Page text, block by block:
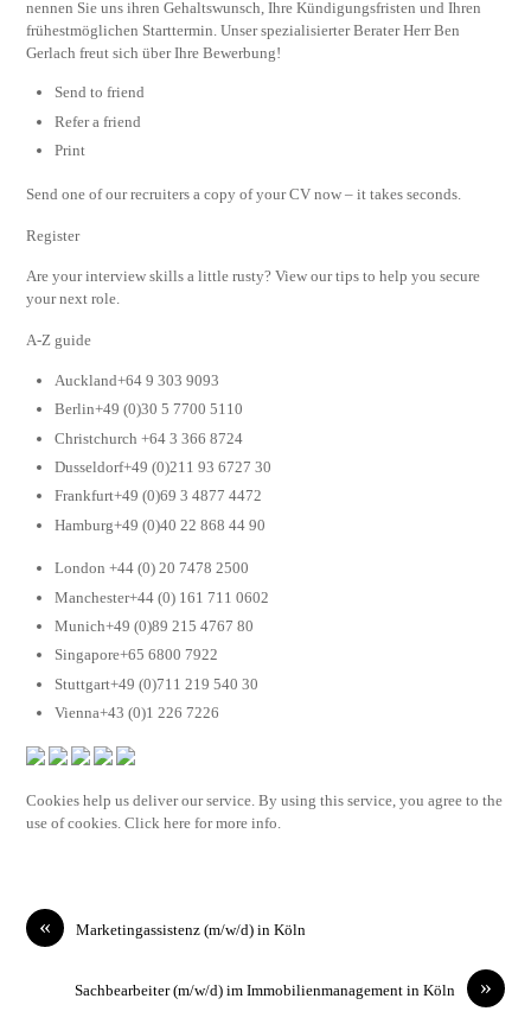
nennen Sie uns ihren Gehaltswunsch, Ihre Kündigungsfristen und Ihren
frühestmöglichen Starttermin. Unser spezialisierter Berater Herr Ben
Gerlach freut sich über Ihre Bewerbung!
Send to friend
Refer a friend
Print
Send one of our recruiters a copy of your CV now – it takes seconds.
Register
Are your interview skills a little rusty? View our tips to help you secure
your next role.
A-Z guide
Auckland+64 9 303 9093
Berlin+49 (0)30 5 7700 5110
Christchurch +64 3 366 8724
Dusseldorf+49 (0)211 93 6727 30
Frankfurt+49 (0)69 3 4877 4472
Hamburg+49 (0)40 22 868 44 90
London +44 (0) 20 7478 2500
Manchester+44 (0) 161 711 0602
Munich+49 (0)89 215 4767 80
Singapore+65 6800 7922
Stuttgart+49 (0)711 219 540 30
Vienna+43 (0)1 226 7226
Cookies help us deliver our service. By using this service, you agree to the
use of cookies. Click here for more info.
« Marketingassistenz (m/w/d) in Köln
»
Sachbearbeiter (m/w/d) im Immobilienmanagement in Köln